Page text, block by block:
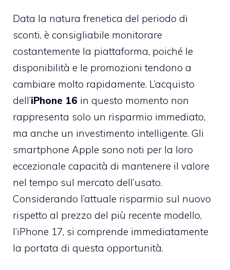
Data la natura frenetica del periodo di
sconti, è consigliabile monitorare
costantemente la piattaforma, poiché le
disponibilità e le promozioni tendono a
cambiare molto rapidamente. L’acquisto
dell’iPhone 16 in questo momento non
rappresenta solo un risparmio immediato,
ma anche un investimento intelligente. Gli
smartphone Apple sono noti per la loro
eccezionale capacità di mantenere il valore
nel tempo sul mercato dell’usato.
Considerando l’attuale risparmio sul nuovo
rispetto al prezzo del più recente modello,
l’iPhone 17, si comprende immediatamente
la portata di questa opportunità.